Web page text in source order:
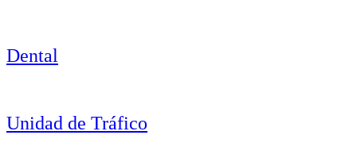
Dental
Unidad de Tráfico